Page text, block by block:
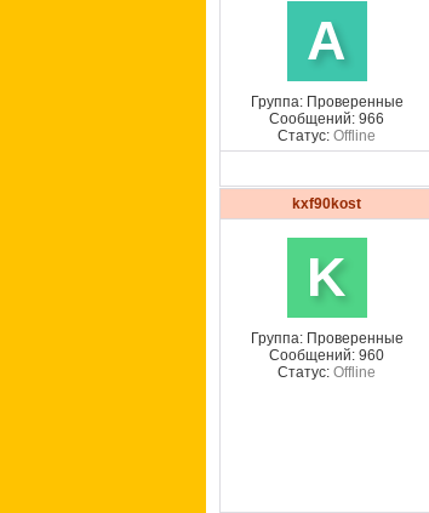
A
Группа: Проверенные
Сообщений: 966
Статус: Offline
kxf90kost
K
Группа: Проверенные
Сообщений: 960
Статус: Offline